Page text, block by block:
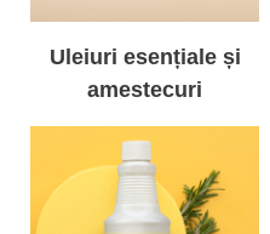
Uleiuri esențiale și
amestecuri